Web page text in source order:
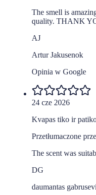
The smell is
quality. THANK
AJ
Artur Jakusenok
Opinia w Google
24 cze 2026
Kvapas tiko ir
Przetłumaczone
The scent was
DG
daumantas